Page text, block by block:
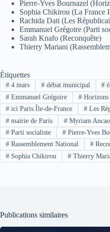
Pierre-Yves Bournazel
Sophia Chikirou (La France
Rachida Dati (Les
Emmanuel Grégoire (Parti
Sarah Knafo (Reconquête)
Thierry Mariani
Étiquettes
#4 mars #débat municipal #
#Emmanuel Grégoire #Horizons
#ici Paris Île-de-France #Les
#mairie de Paris #Myriam
#Parti socialiste #Pierre-Yves
#Rassemblement National #
#Sophia Chikirou #Thierry
Publications similaires